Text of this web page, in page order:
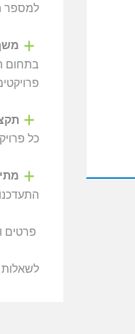
למספר
בתחום הנוער
פרויקטים
כל פרויקט
פרטים
לשאלות